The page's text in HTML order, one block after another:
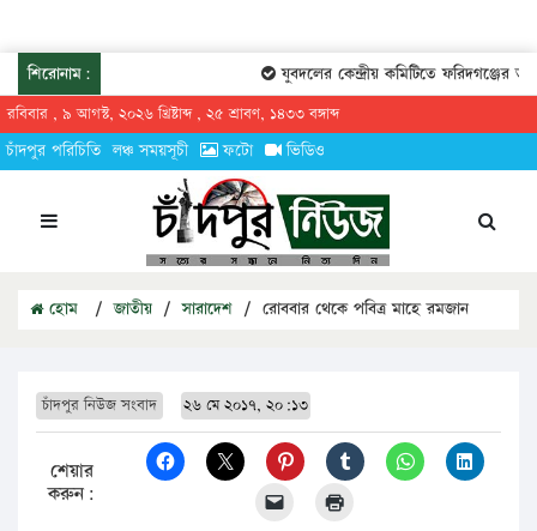
শিরোনাম: যুবদলের কেন্দ্রীয় কমিটিতে ফরিদগঞ্জের
রবিবার , ৯ আগস্ট, ২০২৬ খ্রিষ্টাব্দ , ২৫ শ্রাবণ, ১৪৩৩ বঙ্গাব্দ
চাঁদপুর পরিচিতি লঞ্চ সময়সূচী ফটো ভিডিও
হোম / জাতীয় / সারাদেশ / রোববার থেকে পবিত্র মাহে রমজান
চাঁদপুর নিউজ সংবাদ ২৬ মে ২০১৭, ২০:১৩
শেয়ার
করুন: